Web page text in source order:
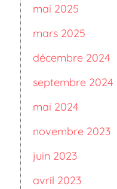
mai 2025
mars 2025
décembre 2024
septembre 2024
mai 2024
novembre 2023
juin 2023
avril 2023